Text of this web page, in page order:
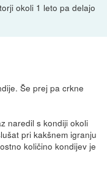
okoli 1 leto pa delajo
Še prej pa crkne
naredil s kondiji okoli
pri kakšnem igranju
količino kondijev je